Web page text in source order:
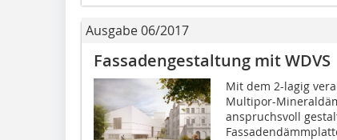
Ausgabe 06/2017
Fassadengestaltung mit WDVS
Mit dem 2-lagig
Multipor-
anspruchsvoll